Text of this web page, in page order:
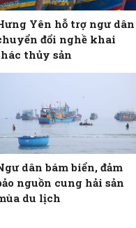
Yên hỗ trợ ngư dân
đổi nghề khai
thủy sản
dân bám biển, đảm
nguồn cung hải sản
du lịch